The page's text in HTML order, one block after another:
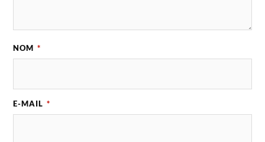
NOM *
E-MAIL *